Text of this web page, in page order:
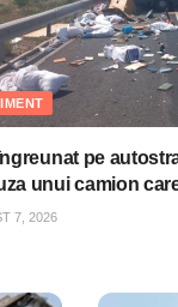
pe
unui camion
7, 2026